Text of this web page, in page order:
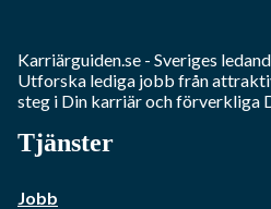
Karriärguiden.se - Sveriges
Utforska lediga jobb från
steg i Din karriär och förverkliga
Tjänster
Jobb